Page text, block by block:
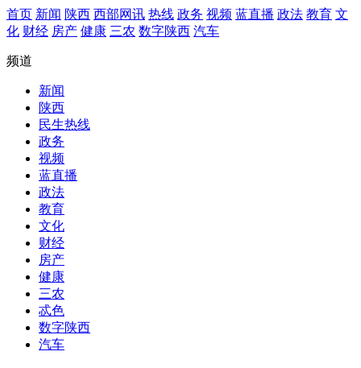
首页 新闻 陕西 西部网讯 热线 政务 视频 蓝直播 政法 教育 文
化 财经 房产 健康 三农 数字陕西 汽车
频道
新闻
陕西
民生热线
政务
视频
蓝直播
政法
教育
文化
财经
房产
健康
三农
忒色
数字陕西
汽车